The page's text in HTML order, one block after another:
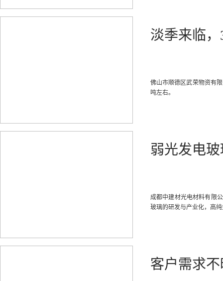
淡季来临
佛山市顺德区武荣物资有
吨左右。
弱光发电
成都中建材光电材料有限
玻璃的研发与产业化，高
客户需求